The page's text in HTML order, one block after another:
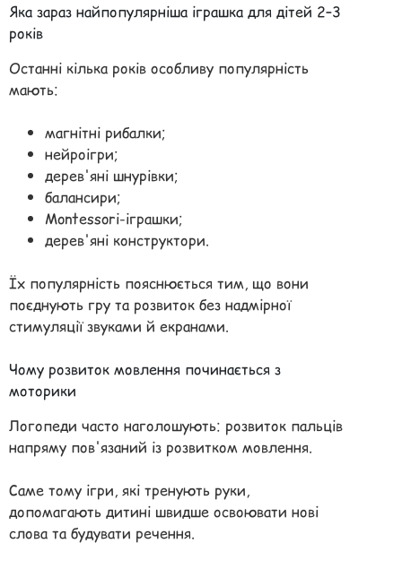
Яка зараз найпопулярніша іграшка для дітей 2–3
років
Останні кілька років особливу популярність
мають:
магнітні рибалки;
нейроігри;
дерев'яні шнурівки;
балансири;
Montessori-іграшки;
дерев'яні конструктори.
Їх популярність пояснюється тим, що вони
поєднують гру та розвиток без надмірної
стимуляції звуками й екранами.
Чому розвиток мовлення починається з
моторики
Логопеди часто наголошують: розвиток пальців
напряму пов'язаний із розвитком мовлення.
Саме тому ігри, які тренують руки,
допомагають дитині швидше освоювати нові
слова та будувати речення.